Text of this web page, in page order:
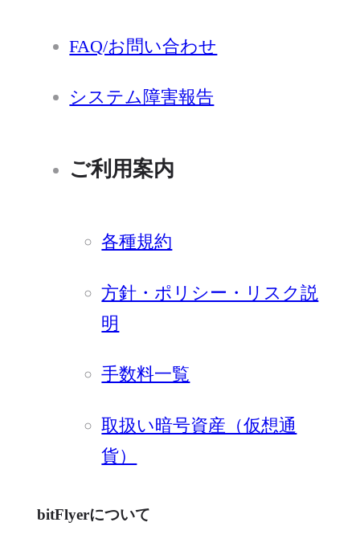
FAQ/お問い合わせ
システム障害報告
ご利用案内
各種規約
方針・ポリシー・リスク説
明
手数料一覧
取扱い暗号資産（仮想通
貨）
bitFlyerについて